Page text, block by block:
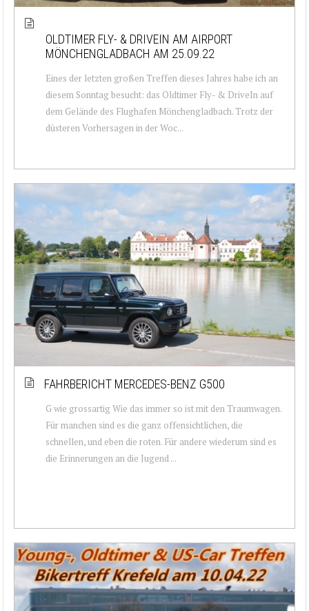
OLDTIMER FLY- & DRIVEIN AM AIRPORT
MÖNCHENGLADBACH AM 25.09.22
Eines der letzten großen Treffen dieses Jahres habe ich an
diesem Sonntag besucht: das Oldtimer Fly- & DriveIn auf
dem Gelände des Flughafen Mönchengladbach. Trotz der
düsteren Vorhersagen in der Woc...
FAHRBERICHT MERCEDES-BENZ G500
G wie grossartig Wie das immer so ist mit den Traumwagen.
Für manchen sind es die ganz offensichtlichen, die
schnellen, und eben die roten. Für andere wiederum sind es
die Erinnerungen an die Jugend ...